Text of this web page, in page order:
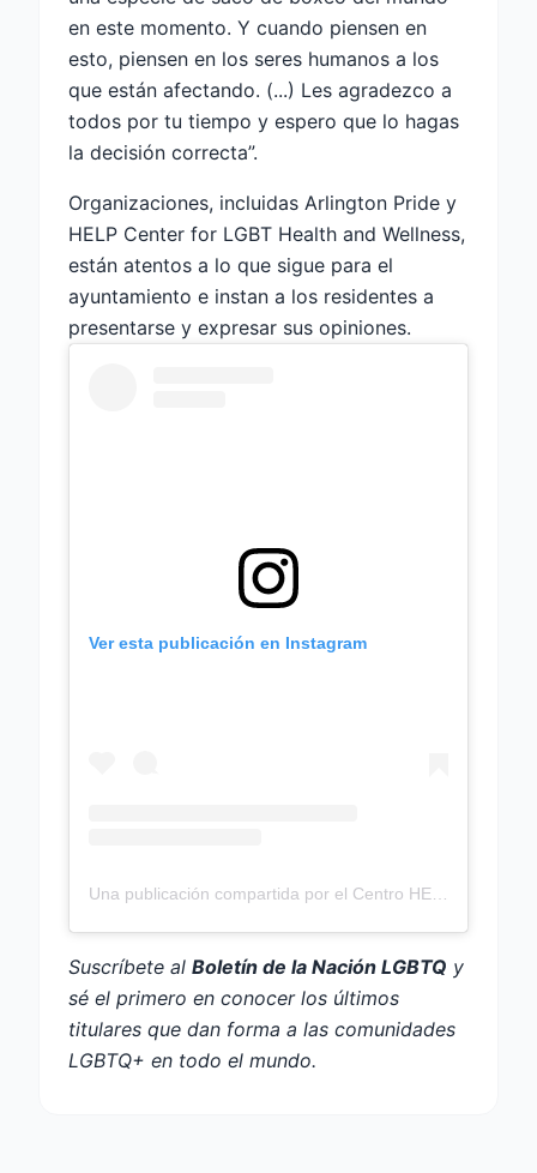
en este momento. Y cuando piensen en
esto, piensen en los seres humanos a los
que están afectando. (...) Les agradezco a
todos por tu tiempo y espero que lo hagas
la decisión correcta”.
Organizaciones, incluidas Arlington Pride y
HELP Center for LGBT Health and Wellness,
están atentos a lo que sigue para el
ayuntamiento e instan a los residentes a
presentarse y expresar sus opiniones.
Ver esta publicación en Instagram
Suscríbete al Boletín de la Nación LGBTQ y
sé el primero en conocer los últimos
titulares que dan forma a las comunidades
LGBTQ+ en todo el mundo.